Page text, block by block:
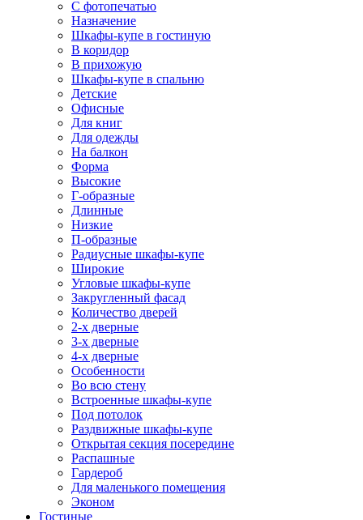
С фотопечатью
Назначение
Шкафы-купе в гостиную
В коридор
В прихожую
Шкафы-купе в спальню
Детские
Офисные
Для книг
Для одежды
На балкон
Форма
Высокие
Г-образные
Длинные
Низкие
П-образные
Радиусные шкафы-купе
Широкие
Угловые шкафы-купе
Закругленный фасад
Количество дверей
2-х дверные
3-х дверные
4-х дверные
Особенности
Во всю стену
Встроенные шкафы-купе
Под потолок
Раздвижные шкафы-купе
Открытая секция посередине
Распашные
Гардероб
Для маленького помещения
Эконом
Гостиные